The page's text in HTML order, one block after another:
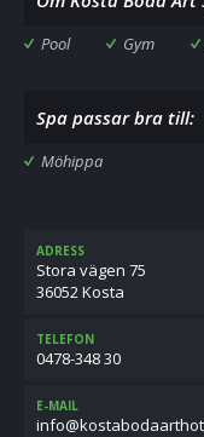
Pool Gym
Spa passar bra till:
Möhippa
ADRESS
Stora vägen 75
36052 Kosta
TELEFON
0478-348 30
E-MAIL